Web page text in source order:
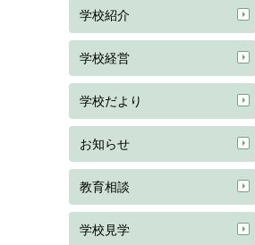
学校紹介
学校経営
学校だより
お知らせ
教育相談
学校見学